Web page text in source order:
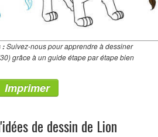
:Suivez-nous pour apprendre à dessiner
grâce à un guide étape par étape bien
Imprimer
de dessin de Lion